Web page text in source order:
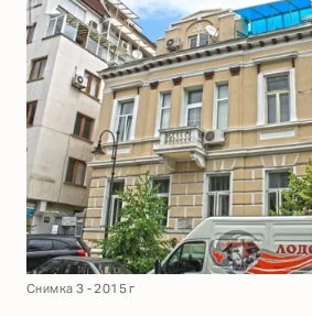
Снимка 3 - 2015 г